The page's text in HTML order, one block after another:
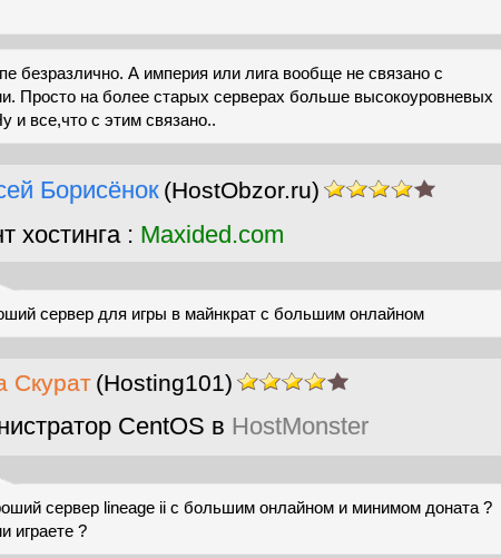
безразлично. А империя или лига вообще не связано с
Просто на более старых серверах больше высокоуровневых
и все,что с этим связано..
Борисёнок (HostObzor.ru)
хостинга : Maxided.com
сервер для игры в майнкрат с большим онлайном
Скурат (Hosting101)
CentOS в HostMonster
сервер lineage ii с большим онлайном и минимом доната ?
играете ?